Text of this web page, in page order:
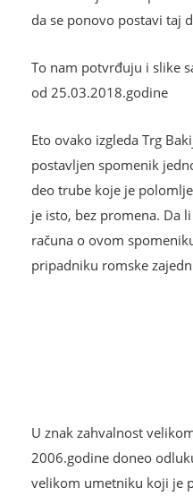
da se ponovo postavi taj
To nam potvrđuju i slike
od 25.03.2018.godine
Eto ovako izgleda Trg
postavljen spomenik
deo trube koje je
je isto, bez promena. Da
računa o ovom
pripadniku romske
U znak zahvalnost
2006.godine doneo
velikom umetniku koji je